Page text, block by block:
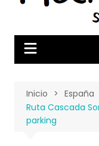
Inicio España
Ruta Cascada
parking